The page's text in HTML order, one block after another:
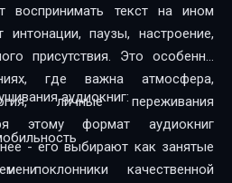
воспринимать текст на ином
интонации, паузы, настроение,
присутствия. Это особенно
где важна атмосфера,
личные переживания
этому формат аудиокниг
- его выбирают как занятые
поклонники качественной
аудиокниг: